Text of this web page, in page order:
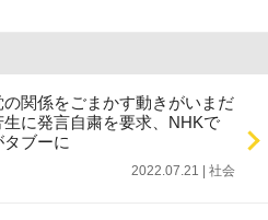
関係をごまかす動きがいまだ
に発言自粛を要求、NHKで
ブーに
2022.07.21 | 社会